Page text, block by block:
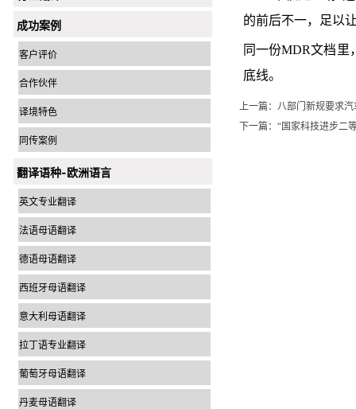
成功案例
客户评价
合作伙伴
译境特色
同传案例
翻译语种-欧洲语言
英文专业翻译
法语母语翻译
德语母语翻译
西班牙母语翻译
意大利母语翻译
拉丁语专业翻译
葡萄牙母语翻译
丹麦母语翻译
的前后不一，足以
同一份MDR文档里
底线。
上一篇： 八部门新规要求
下一篇： “国家科技进步二